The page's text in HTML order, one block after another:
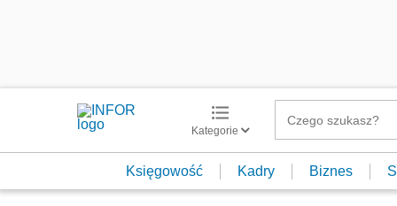
Kategorie
Księgowość Kadry Biznes